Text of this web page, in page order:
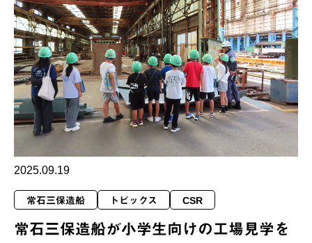
2025.09.19
常石三保造船 トピックス CSR
常石三保造船が小学生向けの工場見学を